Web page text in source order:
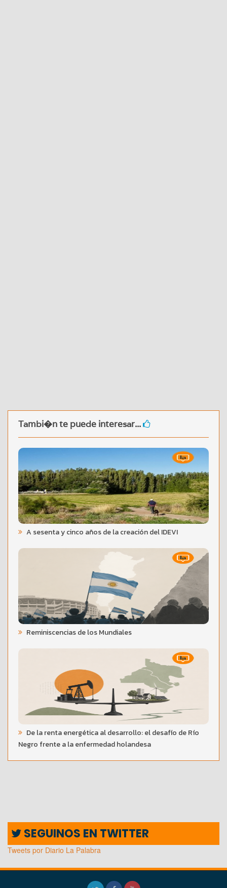
Tambi�n te puede interesar...
A sesenta y cinco años de la creación del IDEVI
Reminiscencias de los Mundiales
De la renta energética al desarrollo: el desafío de Río
Negro frente a la enfermedad holandesa
SEGUINOS EN TWITTER
Tweets por Diario La Palabra